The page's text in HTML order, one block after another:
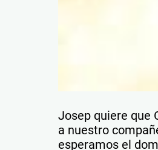
Josep quiere que
a nuestro
esperamos el